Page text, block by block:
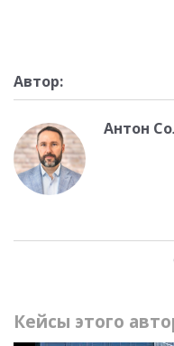
Автор:
Антон
Кейсы этого